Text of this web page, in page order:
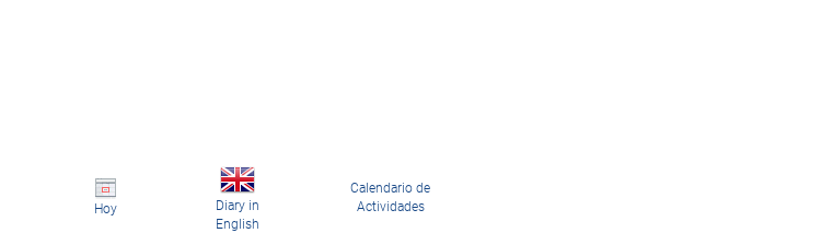
Hoy
Diary in
English
Calendario de
Actividades